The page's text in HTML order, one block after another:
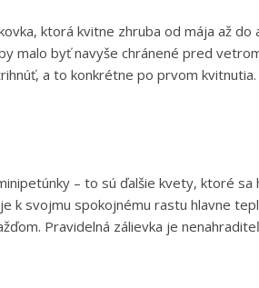
ktorá kvitne zhruba od mája až do
malo byť navyše chránené pred
a to konkrétne po prvom
– to sú ďalšie kvety, ktoré sa
k svojmu spokojnému rastu hlavne
Pravidelná zálievka je